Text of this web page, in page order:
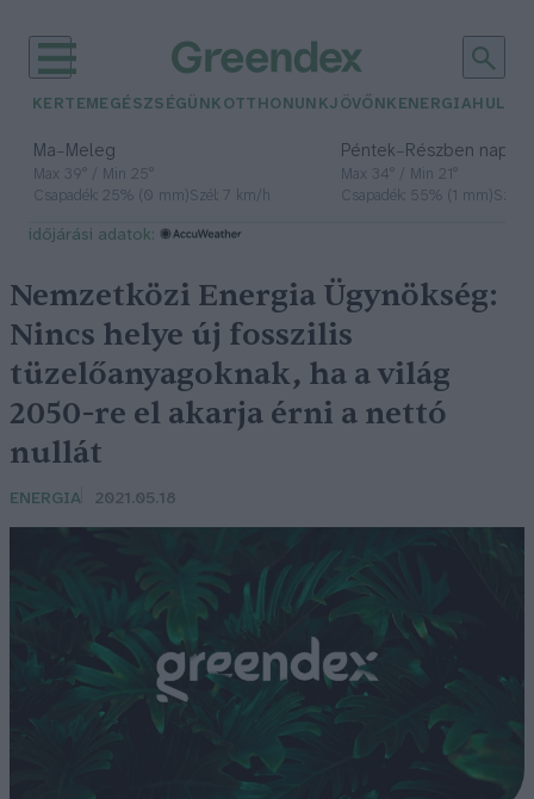
KERTEM EGÉSZSÉGÜNK OTTHONUNKJÖVŐNK ENERGIA
Ma– Meleg
Max 39° / Min 25°
Csapadék: 25% (0 mm)Szél: 7 km/h
Péntek– Részben
Max 34° / Min 21°
Csapadék: 55% (1 mm)Szél:
időjárási adatok:
Nemzetközi Energia Ügynökség:
Nincs helye új fosszilis
tüzelőanyagoknak, ha a világ
2050-re el akarja érni a nettó
nullát
ENERGIA 2021.05.18